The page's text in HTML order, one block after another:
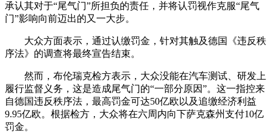
承认其对于“尾气门”所担负的责任，并将认罚视作克服“尾气
门”影响向前迈出的又一大步。
大众方面表示，通过认缴罚金，针对其触及德国《违反秩
序法》的调查将最终宣告结束。
然而，布伦瑞克检方表示，大众没能在汽车测试、研发上
履行监督义务，这是造成尾气门的“一部分原因”。这一指控来
自德国违反秩序法，最高罚金可达50亿欧以及追缴经济利益
9.95亿欧。根据检方，大众将在六周内向下萨克森州支付10亿
罚金。